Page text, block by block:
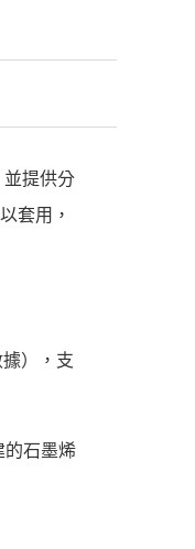
並提供分
套用，
），支
的石墨烯